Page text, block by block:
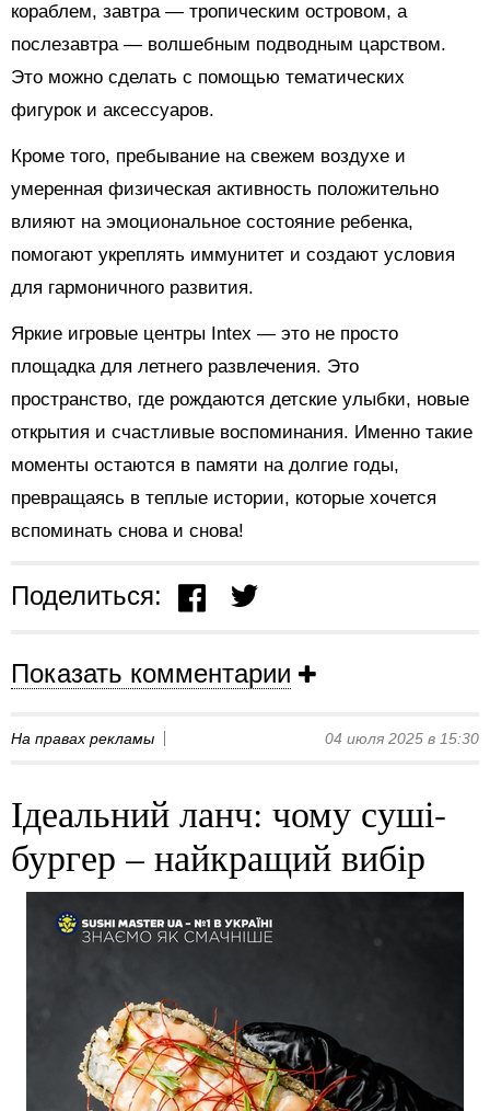
кораблем, завтра — тропическим островом, а
послезавтра — волшебным подводным царством.
Это можно сделать с помощью тематических
фигурок и аксессуаров.
Кроме того, пребывание на свежем воздухе и
умеренная физическая активность положительно
влияют на эмоциональное состояние ребенка,
помогают укреплять иммунитет и создают условия
для гармоничного развития.
Яркие игровые центры Intex — это не просто
площадка для летнего развлечения. Это
пространство, где рождаются детские улыбки, новые
открытия и счастливые воспоминания. Именно такие
моменты остаются в памяти на долгие годы,
превращаясь в теплые истории, которые хочется
вспоминать снова и снова!
Поделиться:
Показать комментарии
На правах рекламы 04 июля 2025 в 15:30
Ідеальний ланч: чому суші-
бургер – найкращий вибір